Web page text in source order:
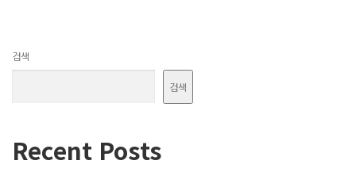
검색
검색
Recent Posts